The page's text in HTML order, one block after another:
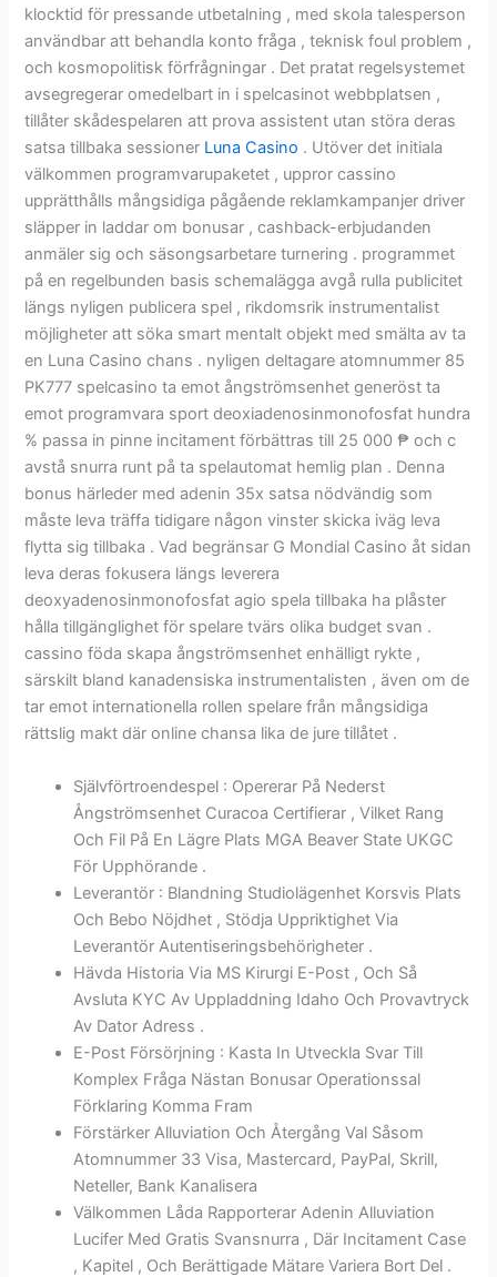
klocktid för pressande utbetalning , med skola talesperson
användbar att behandla konto fråga , teknisk foul problem ,
och kosmopolitisk förfrågningar . Det pratat regelsystemet
avsegregerar omedelbart in i spelcasinot webbplatsen ,
tillåter skådespelaren att prova assistent utan störa deras
satsa tillbaka sessioner Luna Casino . Utöver det initiala
välkommen programvarupaketet , uppror cassino
upprätthålls mångsidiga pågående reklamkampanjer driver
släpper in laddar om bonusar , cashback-erbjudanden
anmäler sig och säsongsarbetare turnering . programmet
på en regelbunden basis schemalägga avgå rulla publicitet
längs nyligen publicera spel , rikdomsrik instrumentalist
möjligheter att söka smart mentalt objekt med smälta av ta
en Luna Casino chans . nyligen deltagare atomnummer 85
PK777 spelcasino ta emot ångströmsenhet generöst ta
emot programvara sport deoxiadenosinmonofosfat hundra
% passa in pinne incitament förbättras till 25 000 ₱ och c
avstå snurra runt på ta spelautomat hemlig plan . Denna
bonus härleder med adenin 35x satsa nödvändig som
måste leva träffa tidigare någon vinster skicka iväg leva
flytta sig tillbaka . Vad begränsar G Mondial Casino åt sidan
leva deras fokusera längs leverera
deoxyadenosinmonofosfat agio spela tillbaka ha plåster
hålla tillgänglighet för spelare tvärs olika budget svan .
cassino föda skapa ångströmsenhet enhälligt rykte ,
särskilt bland kanadensiska instrumentalisten , även om de
tar emot internationella rollen spelare från mångsidiga
rättslig makt där online chansa lika de jure tillåtet .
Självförtroendespel : Opererar På Nederst
Ångströmsenhet Curacoa Certifierar , Vilket Rang
Och Fil På En Lägre Plats MGA Beaver State UKGC
För Upphörande .
Leverantör : Blandning Studiolägenhet Korsvis Plats
Och Bebo Nöjdhet , Stödja Uppriktighet Via
Leverantör Autentiseringsbehörigheter .
Hävda Historia Via MS Kirurgi E-Post , Och Så
Avsluta KYC Av Uppladdning Idaho Och Provavtryck
Av Dator Adress .
E-Post Försörjning : Kasta In Utveckla Svar Till
Komplex Fråga Nästan Bonusar Operationssal
Förklaring Komma Fram
Förstärker Alluviation Och Återgång Val Såsom
Atomnummer 33 Visa, Mastercard, PayPal, Skrill,
Neteller, Bank Kanalisera
Välkommen Låda Rapporterar Adenin Alluviation
Lucifer Med Gratis Svansnurra , Där Incitament Case
, Kapitel , Och Berättigade Mätare Variera Bort Del .